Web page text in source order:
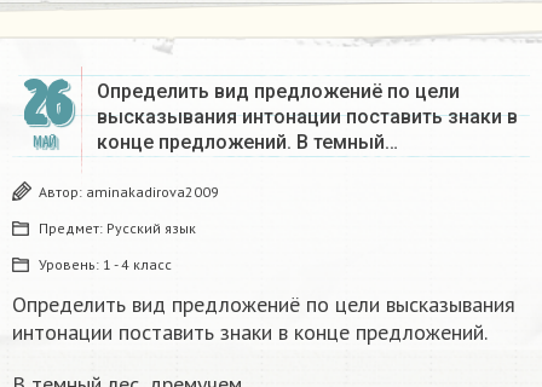
26
МАЙ
Определить вид предложениё по цели
высказывания интонации поставить знаки в
конце предложений. В темный…
Автор: aminakadirova2009
Предмет: Русский язык
Уровень: 1 - 4 класс
Определить вид предложениё по цели высказывания
интонации поставить знаки в конце предложений.